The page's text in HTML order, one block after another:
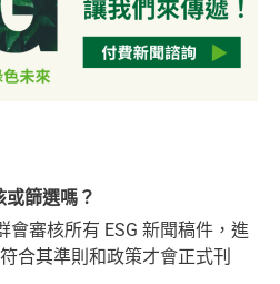
或篩選嗎？
會審核所有 ESG 新聞稿件，進
合其準則和政策才會正式刊